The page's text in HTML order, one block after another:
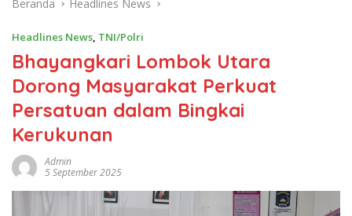
Beranda Headlines News
Headlines News, TNI/Polri
Bhayangkari Lombok Utara
Dorong Masyarakat Perkuat
Persatuan dalam Bingkai
Kerukunan
Admin
5 September 2025